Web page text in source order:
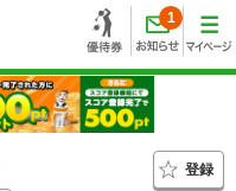
1
登録